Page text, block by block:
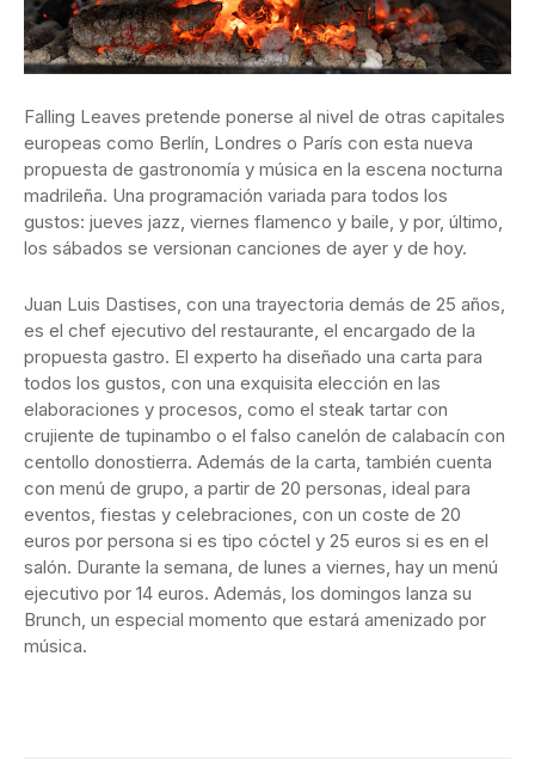
Falling Leaves pretende ponerse al nivel de otras capitales
europeas como Berlín, Londres o París con esta nueva
propuesta de gastronomía y música en la escena nocturna
madrileña. Una programación variada para todos los
gustos: jueves jazz, viernes flamenco y baile, y por, último,
los sábados se versionan canciones de ayer y de hoy.
Juan Luis Dastises, con una trayectoria demás de 25 años,
es el chef ejecutivo del restaurante, el encargado de la
propuesta gastro. El experto ha diseñado una carta para
todos los gustos, con una exquisita elección en las
elaboraciones y procesos, como el steak tartar con
crujiente de tupinambo o el falso canelón de calabacín con
centollo donostierra. Además de la carta, también cuenta
con menú de grupo, a partir de 20 personas, ideal para
eventos, fiestas y celebraciones, con un coste de 20
euros por persona si es tipo cóctel y 25 euros si es en el
salón. Durante la semana, de lunes a viernes, hay un menú
ejecutivo por 14 euros. Además, los domingos lanza su
Brunch, un especial momento que estará amenizado por
música.